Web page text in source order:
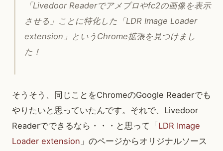
「Livedoor Readerでアメブロやfc2の画像を表示
させる」ことに特化した「LDR Image Loader
extension」というChrome拡張を見つけまし
た！
そうそう、同じことをChromeのGoogle Readerでも
やりたいと思っていたんです。それで、Livedoor
Readerでできるなら・・・と思って「 LDR Image
Loader extension 」のページからオリジナルソース